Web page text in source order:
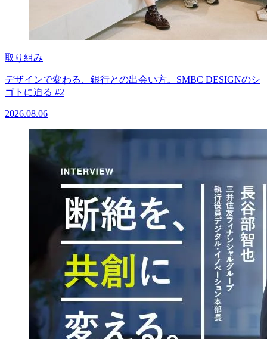
取り組み
デザインで変わる、銀行との出会い方。SMBC DESIGNのシ
ゴトに迫る #2
2026.08.06